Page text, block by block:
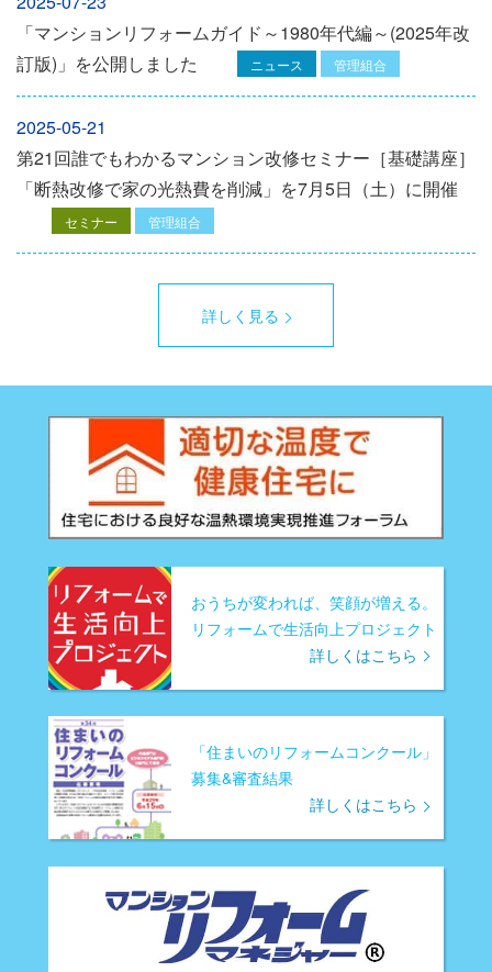
「マンションリフォームガイド～1980年代編～(2025年改
訂版)」を公開しました
ニュース 管理組合
2025-05-21
第21回誰でもわかるマンション改修セミナー［基礎講座］
「断熱改修で家の光熱費を削減」を7月5日（土）に開催
セミナー 管理組合
詳しく見る
おうちが変われば、笑顔が増える。
リフォームで生活向上プロジェクト
詳しくはこちら
「住まいのリフォームコンクール」
募集&審査結果
詳しくはこちら